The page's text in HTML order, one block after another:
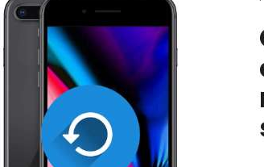
z
5
HĽADAŤ
Odporúčame